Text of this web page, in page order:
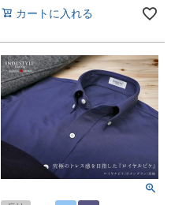
カートに入れる